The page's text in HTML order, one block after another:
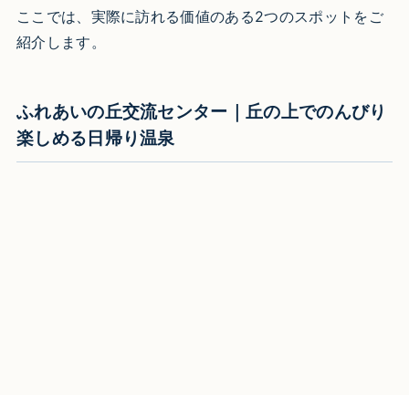
ここでは、実際に訪れる価値のある2つのスポットをご
紹介します。
ふれあいの丘交流センター｜丘の上でのんびり
楽しめる日帰り温泉